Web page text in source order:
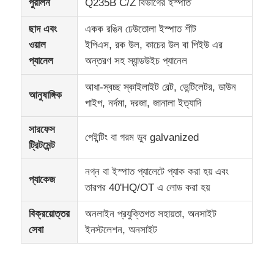
পুরলিন
Q235B C/Z বিভাগের ইস্পাত
ছাদ এবং
ওয়াল
প্যানেল
একক রঙিন ঢেউতোলা ইস্পাত শীট
ইপিএস, রক উল, কাচের উল বা পিইউ এর
অন্তরণ সহ স্যান্ডউইচ প্যানেল
আনুষাঙ্গিক
আধা-স্বচ্ছ স্কাইলাইট বেল্ট, ভেন্টিলেটর, ডাউন
পাইপ, নর্দমা, দরজা, জানালা ইত্যাদি
সারফেস
ট্রিটমেন্ট
পেইন্টিং বা গরম ডুব galvanized
প্যাকেজ
নগ্ন বা ইস্পাত প্যালেটে প্যাক করা হয় এবং
তারপর 40'HQ/OT এ লোড করা হয়
বিক্রয়োত্তর
সেবা
অনলাইন প্রযুক্তিগত সহায়তা, অনসাইট
ইনস্টলেশন, অনসাইট